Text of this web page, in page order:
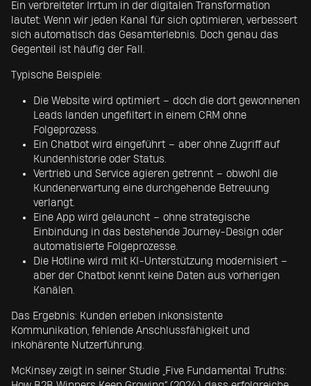
Ein verbreiteter Irrtum in der digitalen Transformation
lautet: Wenn wir jeden Kanal für sich optimieren, verbessert
sich automatisch das Gesamterlebnis. Doch genau das
Gegenteil ist häufig der Fall.
Typische Beispiele:
Die Website wird optimiert – doch die dort gewonnenen
Leads landen ungefiltert in einem CRM ohne
Folgeprozess.
Ein Chatbot wird eingeführt – aber ohne Zugriff auf
Kundenhistorie oder Status.
Vertrieb und Service agieren getrennt – obwohl die
Kundenerwartung eine durchgehende Betreuung
verlangt.
Eine App wird gelauncht – ohne strategische
Einbindung in das bestehende Journey-Design oder
automatisierte Folgeprozesse.
Die Hotline wird mit KI-Unterstützung modernisiert –
aber der Chatbot kennt keine Daten aus vorherigen
Kanälen.
Das Ergebnis: Kunden erleben inkonsistente
Kommunikation, fehlende Anschlussfähigkeit und
inkohärente Nutzerführung.
McKinsey zeigt in seiner Studie „Five Fundamental Truths: